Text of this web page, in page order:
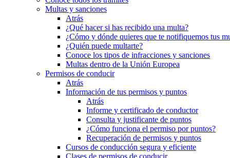
Multas y sanciones
Atrás
¿Qué hacer si has recibido una multa?
¿Cómo y dónde quieres que te notifiquemos tus
¿Quién puede multarte?
Conoce los tipos de infracciones y sanciones
Multas dentro de la Unión Europea
Permisos de conducir
Atrás
Información de tus permisos y puntos
Atrás
Informe y certificado de conductor
Consulta y justificante de puntos
¿Cómo funciona el permiso por puntos?
Recuperación de permisos y puntos
Cursos de conducción segura y eficiente